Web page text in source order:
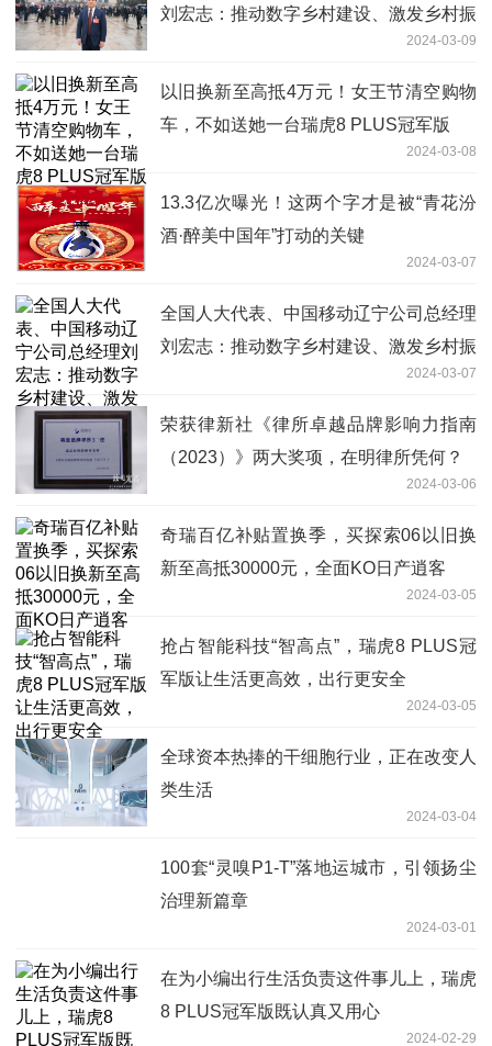
刘宏志：推动数字乡村建设、激发乡村振
2024-03-09
以旧换新至高抵4万元！女王节清空购物
车，不如送她一台瑞虎8 PLUS冠军版
2024-03-08
13.3亿次曝光！这两个字才是被“青花汾
酒·醉美中国年”打动的关键
2024-03-07
全国人大代表、中国移动辽宁公司总经理
刘宏志：推动数字乡村建设、激发乡村振
2024-03-07
荣获律新社《律所卓越品牌影响力指南
（2023）》两大奖项，在明律所凭何？
2024-03-06
奇瑞百亿补贴置换季，买探索06以旧换
新至高抵30000元，全面KO日产逍客
2024-03-05
抢占智能科技“智高点”，瑞虎8 PLUS冠
军版让生活更高效，出行更安全
2024-03-05
全球资本热捧的干细胞行业，正在改变人
类生活
2024-03-04
100套“灵嗅P1-T”落地运城市，引领扬尘
治理新篇章
2024-03-01
在为小编出行生活负责这件事儿上，瑞虎
8 PLUS冠军版既认真又用心
2024-02-29